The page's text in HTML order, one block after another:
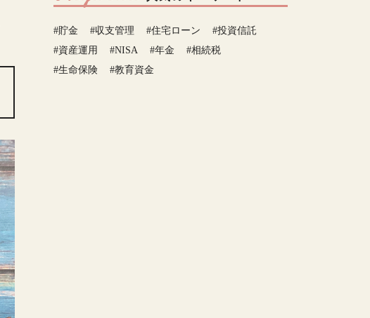
#貯金 #収支管理 #住宅ローン
#投資信託
#資産運用
#NISA #年金
#相続税
#生命保険
#教育資金